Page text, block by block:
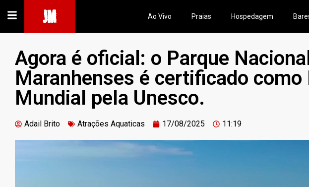
JM Ao Vivo Praias Hospedagem
Agora é oficial: o Parque
Maranhenses é certificado
Mundial pela Unesco.
Adail Brito Atrações Aquaticas 17/08/2025 11:19